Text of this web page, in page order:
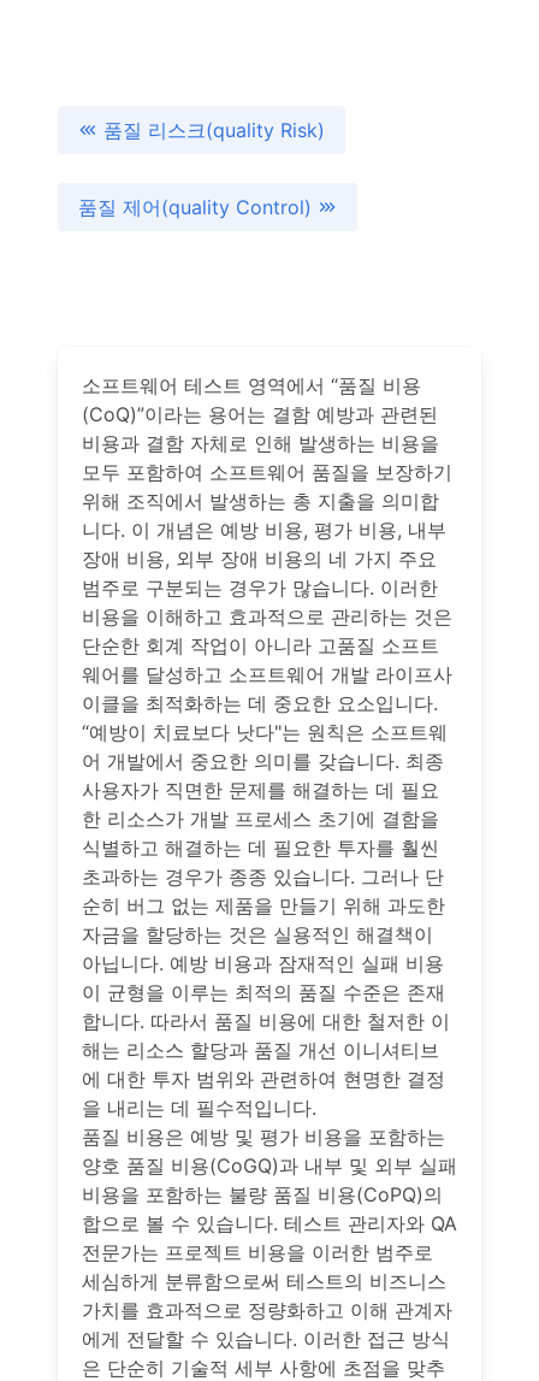
품질 리스크(quality Risk)
품질 제어(quality Control)
소프트웨어 테스트 영역에서 “품질 비용
(CoQ)”이라는 용어는 결함 예방과 관련된
비용과 결함 자체로 인해 발생하는 비용을
모두 포함하여 소프트웨어 품질을 보장하기
위해 조직에서 발생하는 총 지출을 의미합
니다. 이 개념은 예방 비용, 평가 비용, 내부
장애 비용, 외부 장애 비용의 네 가지 주요
범주로 구분되는 경우가 많습니다. 이러한
비용을 이해하고 효과적으로 관리하는 것은
단순한 회계 작업이 아니라 고품질 소프트
웨어를 달성하고 소프트웨어 개발 라이프사
이클을 최적화하는 데 중요한 요소입니다.
“예방이 치료보다 낫다"는 원칙은 소프트웨
어 개발에서 중요한 의미를 갖습니다. 최종
사용자가 직면한 문제를 해결하는 데 필요
한 리소스가 개발 프로세스 초기에 결함을
식별하고 해결하는 데 필요한 투자를 훨씬
초과하는 경우가 종종 있습니다. 그러나 단
순히 버그 없는 제품을 만들기 위해 과도한
자금을 할당하는 것은 실용적인 해결책이
아닙니다. 예방 비용과 잠재적인 실패 비용
이 균형을 이루는 최적의 품질 수준은 존재
합니다. 따라서 품질 비용에 대한 철저한 이
해는 리소스 할당과 품질 개선 이니셔티브
에 대한 투자 범위와 관련하여 현명한 결정
을 내리는 데 필수적입니다.
품질 비용은 예방 및 평가 비용을 포함하는
양호 품질 비용(CoGQ)과 내부 및 외부 실패
비용을 포함하는 불량 품질 비용(CoPQ)의
합으로 볼 수 있습니다. 테스트 관리자와 QA
전문가는 프로젝트 비용을 이러한 범주로
세심하게 분류함으로써 테스트의 비즈니스
가치를 효과적으로 정량화하고 이해 관계자
에게 전달할 수 있습니다. 이러한 접근 방식
은 단순히 기술적 세부 사항에 초점을 맞추